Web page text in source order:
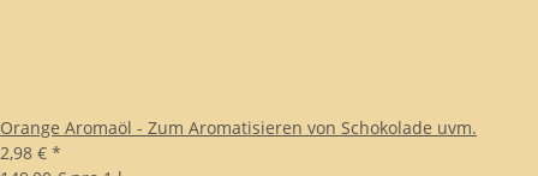
Orange Aromaöl - Zum Aromatisieren von Schokolade uvm.
2,98 € *